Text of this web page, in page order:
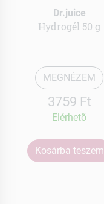
Dr.juice
Hydrogél 50 g
MEGNÉZEM
3759 Ft
Elérhetõ
Kosárba teszem